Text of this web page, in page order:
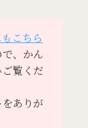
こちら
、かん
覧くだ
ありが